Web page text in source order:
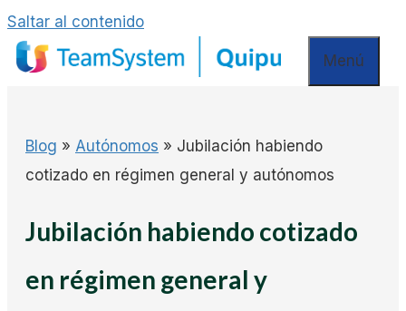
Saltar al contenido
Menú
Blog » Autónomos » Jubilación habiendo
cotizado en régimen general y autónomos
Jubilación habiendo cotizado
en régimen general y